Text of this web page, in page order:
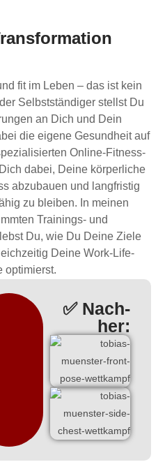
fit im Leben – das ist kein
Selbstständiger stellst Du
an Dich und Dein
die eigene Gesundheit auf
Online-Fitness-
dabei, Deine körperliche
abzubauen und langfristig
zu bleiben. In meinen
Trainings- und
Du, wie Du Deine Ziele
Deine Work-Life-
optimierst.
✅ Nach­
her: